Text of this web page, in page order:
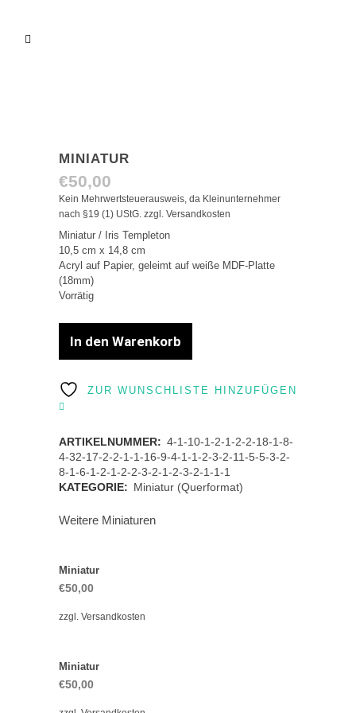
MINIATUR
€50,00
Kein Mehrwertsteuerausweis, da Kleinunternehmer
nach §19 (1) UStG. zzgl. Versandkosten
Miniatur / Iris Templeton
10,5 cm x 14,8 cm
Acryl auf Papier, geleimt auf weiße MDF-Platte
(18mm)
Vorrätig
Miniatur
In den Warenkorb
ZUR WUNSCHLISTE HINZUFÜGEN
ARTIKELNUMMER: 4-1-10-1-2-1-2-2-18-1-8-
4-32-17-2-2-1-1-16-9-4-1-1-2-3-2-11-5-5-3-2-
8-1-6-1-2-1-2-2-3-2-1-2-3-2-1-1-1
KATEGORIE: Miniatur (Querformat)
Weitere Miniaturen
Miniatur
€50,00
zzgl. Versandkosten
Miniatur
€50,00